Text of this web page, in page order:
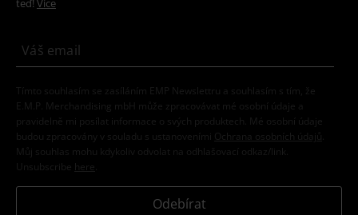
Tímto souhlasím se zasíláním EMP Newslettru a souhlasím s tím, že
E.M.P. Merchandising mbH může zpracovávat mé osobní údaje a
pravidelně mi posílat informace o svých produktech. Mé osobní údaje
budou zpracovány v souladu s ustanoveními
Ochrana osobních údajů
Můj souhlas mohu kdykoliv odvolat na odhlašovací odkaz/link.
Unsubscribe here
Odebírat